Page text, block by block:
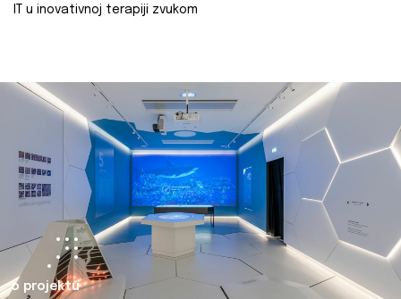
IT u inovativnoj terapiji zvukom
o projektu